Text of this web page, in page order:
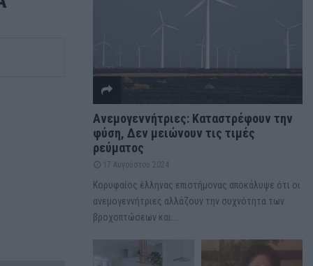
Ανεμογεννήτριες: Καταστρέφουν την
φύση, Δεν μειώνουν τις τιμές
ρεύματος
17 Αυγούστου 2024
Κορυφαίος έλληνας επιστήμονας αποκάλυψε ότι οι
ανεμογεννήτριες αλλάζουν την συχνότητα των
βροχοπτώσεων και...